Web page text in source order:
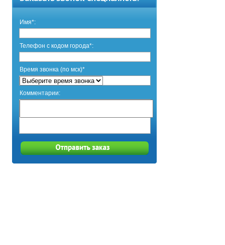
Имя*:
Телефон с кодом города*:
Время звонка (по мск)*
Комментарии: